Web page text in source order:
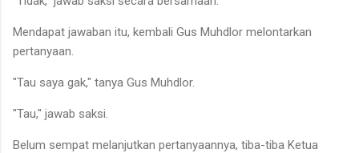
Mendapat jawaban itu, kembali Gus Muhdlor melontarkan
pertanyaan.
"Tau saya gak," tanya Gus Muhdlor.
"Tau," jawab saksi.
Belum sempat melanjutkan pertanyaannya, tiba-tiba Ketua